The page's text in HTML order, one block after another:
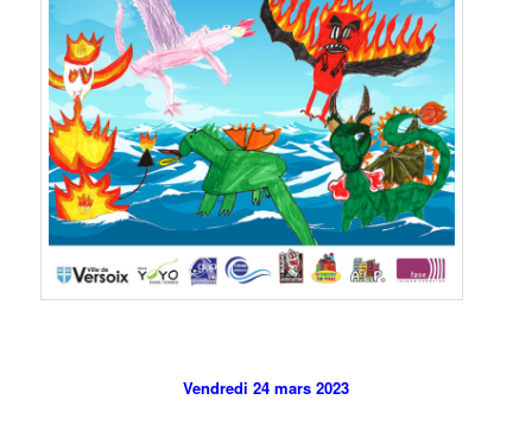
Vendredi 24 mars 2023